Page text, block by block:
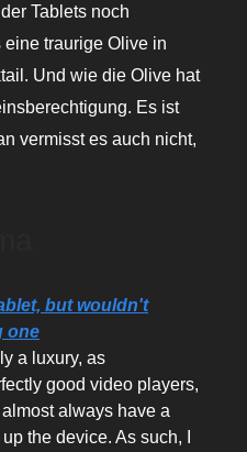
Tablets noch
traurige Olive in
Und wie die Olive hat
Es ist
vermisst es auch nicht,
but wouldn't
one
a luxury, as
good video players,
always have a
the device. As such, I